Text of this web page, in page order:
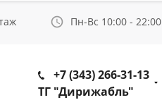
Пн-Вс 10:00 - 22:00
+7 (343) 266-31-13
ТГ "Дирижабль"